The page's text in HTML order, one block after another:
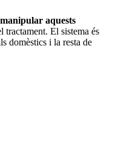
aquests
tractament. El sistema és
domèstics i la resta de